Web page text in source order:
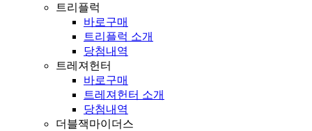
트리플럭
바로구매
트리플럭 소개
당첨내역
트레져헌터
바로구매
트레져헌터 소개
당첨내역
더블잭마이더스